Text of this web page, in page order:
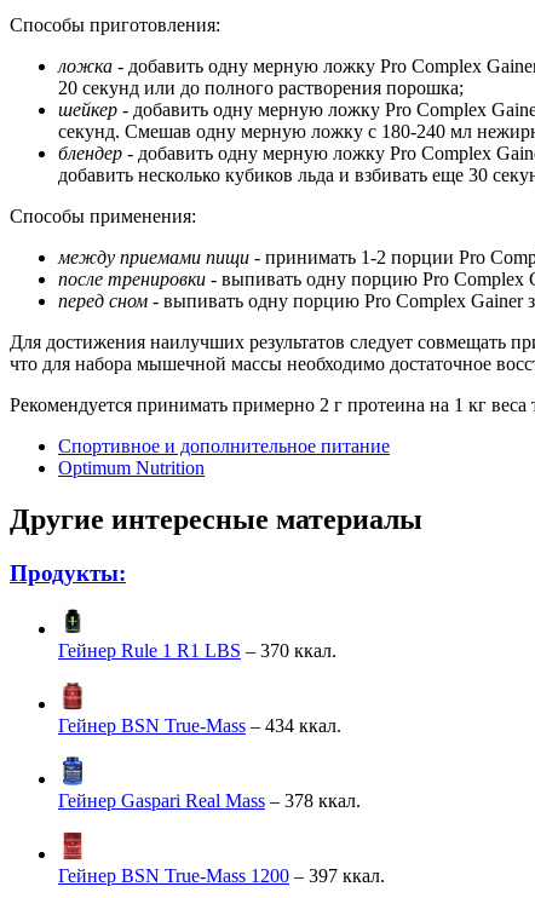
Способы приготовления:
ложка - добавить одну мерную ложку Pro Complex
20 секунд или до полного растворения порошка;
шейкер - добавить одну мерную ложку Pro Complex
секунд. Смешав одну мерную ложку с 180-240 мл
блендер - добавить одну мерную ложку Pro Complex
добавить несколько кубиков льда и взбивать еще 30
Способы применения:
между приемами пищи - принимать 1-2 порции Pro
после тренировки - выпивать одну порцию Pro Complex
перед сном - выпивать одну порцию Pro Complex Gainer
Для достижения наилучших результатов следует совмещать
что для набора мышечной массы необходимо достаточное
Рекомендуется принимать примерно 2 г протеина на 1 кг
Спортивное и дополнительное питание
Optimum Nutrition
Другие интересные материалы
Продукты:
Гейнер Rule 1 R1 LBS – 370 ккал.
Гейнер BSN True-Mass – 434 ккал.
Гейнер Gaspari Real Mass – 378 ккал.
Гейнер BSN True-Mass 1200 – 397 ккал.